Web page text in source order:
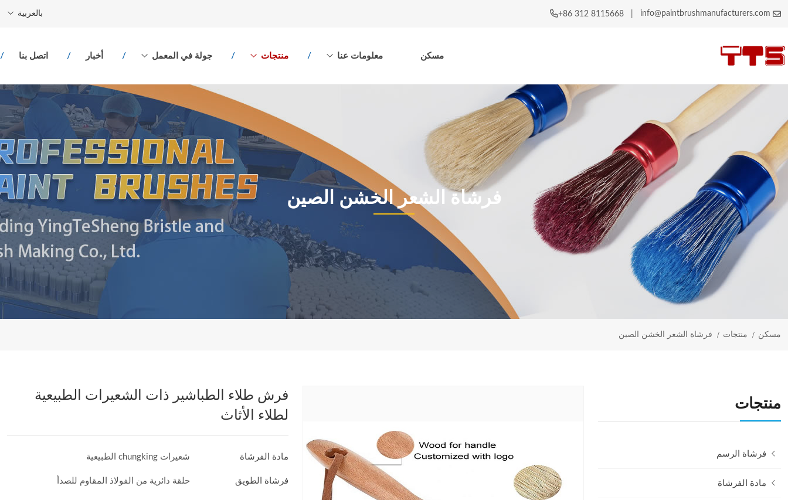
info@paintbrushmanufacturers.com
+86 312 8115668 بالعربية
مسكن معلومات عنا منتجات جولة في المعمل أخبار اتصل بنا
فرشاة الشعر الخشن الصين
مسكن منتجات فرشاة الشعر الخشن الصين
فرش طلاء الطباشير ذات الشعيرات الطبيعية
لطلاء الأثاث
مادة الفرشاة شعيرات chungking الطبيعية
فرشاة الطويق حلقة دائرية من الفولاذ المقاوم للصدأ
منتجات
فرشاة الرسم
مادة الفرشاة